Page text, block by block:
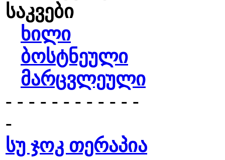
საკვები
ხილი
ბოსტნეული
მარცვლეული
- - - - - - - - - - - -
-
სუ ჯოკ თერაპია